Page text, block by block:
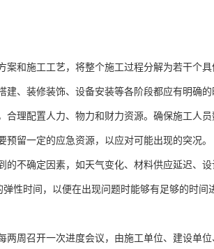
案和施工工艺，将整个施工过程分解为若干个
、装修装饰、设备安装等各阶段都应有明确的
合理配置人力、物力和财力资源。确保施工人
留一定的应急资源，以应对可能出现的突况。
的不确定因素，如天气变化、材料供应延迟、
性时间，以便在出现问题时能够有足够的时间
两周召开一次进度会议，由施工单位、建设单